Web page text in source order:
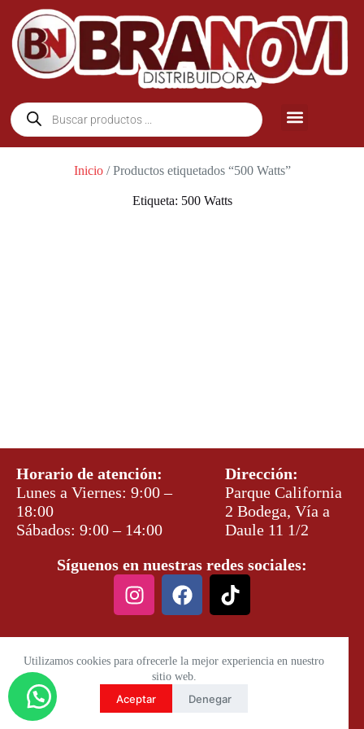
Utilizamos cookies para ofrecerle la mejor experiencia en nuestro
sitio web.
Aceptar Denegar
Inicio/ Productos etiquetados “500 Watts”
Etiqueta: 500 Watts
Horario de atención:
Lunes a Viernes: 9:00 –
18:00
Sábados: 9:00 – 14:00
Dirección:
Parque California
2 Bodega, Vía a
Daule 11 1/2
Síguenos en nuestras redes sociales: